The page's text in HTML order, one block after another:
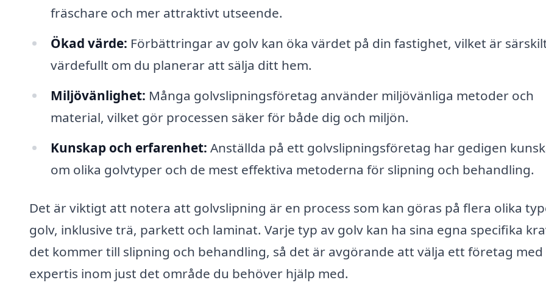
fräschare och mer attraktivt utseende.
Ökad värde: Förbättringar av golv kan öka värdet på din fastighet, vilket är
värdefullt om du planerar att sälja ditt hem.
Miljövänlighet: Många golvslipningsföretag använder miljövänliga metoder och
material, vilket gör processen säker för både dig och miljön.
Kunskap och erfarenhet: Anställda på ett golvslipningsföretag har gedigen
om olika golvtyper och de mest effektiva metoderna för slipning och behandling.
Det är viktigt att notera att golvslipning är en process som kan göras på flera olika
golv, inklusive trä, parkett och laminat. Varje typ av golv kan ha sina egna specifika
det kommer till slipning och behandling, så det är avgörande att välja ett företag med
expertis inom just det område du behöver hjälp med.